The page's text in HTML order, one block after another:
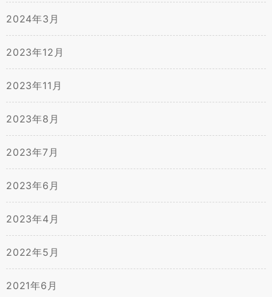
2024年3月
2023年12月
2023年11月
2023年8月
2023年7月
2023年6月
2023年4月
2022年5月
2021年6月